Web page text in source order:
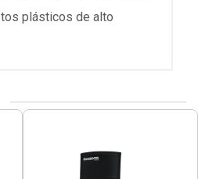
plásticos de alto